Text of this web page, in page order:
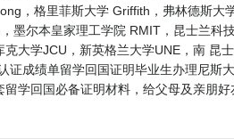
，格里菲斯大学 Griffith，弗林德斯大
墨尔本皇家理工学院 RMIT，昆士兰科
大学JCU，新英格兰大学UNE，南 昆
成绩单留学回国证明毕业生办理尼斯
学回国必备证明材料，给父母及亲朋